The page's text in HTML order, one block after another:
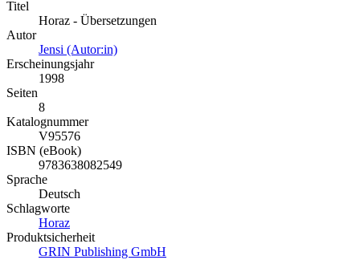
Titel
Horaz - Übersetzungen
Autor
Jensi (Autor:in)
Erscheinungsjahr
1998
Seiten
8
Katalognummer
V95576
ISBN (eBook)
9783638082549
Sprache
Deutsch
Schlagworte
Horaz
Produktsicherheit
GRIN Publishing GmbH